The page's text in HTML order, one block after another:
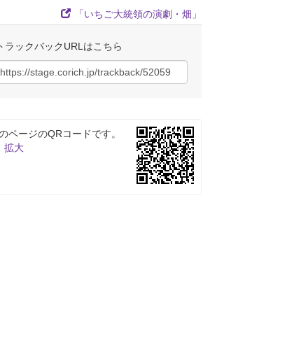
「いちご大統領の演劇・畑」
ラックバックURLはこちら
ページのQRコードです。
拡大